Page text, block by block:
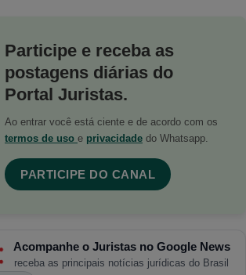
Participe e receba as
postagens diárias do
Portal Juristas.
Ao entrar você está ciente e de acordo com os
termos de uso e privacidade do Whatsapp.
PARTICIPE DO CANAL
Acompanhe o Juristas no Google News
receba as principais notícias jurídicas do Brasil